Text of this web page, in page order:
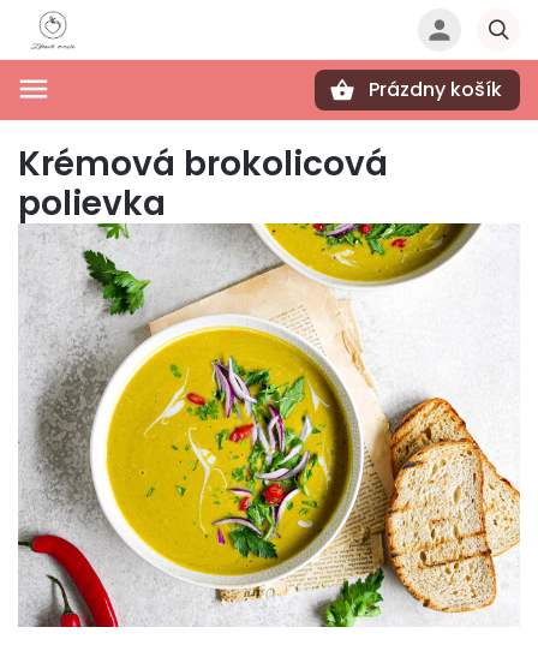
Prázdny košík
Krémová brokolicová
polievka